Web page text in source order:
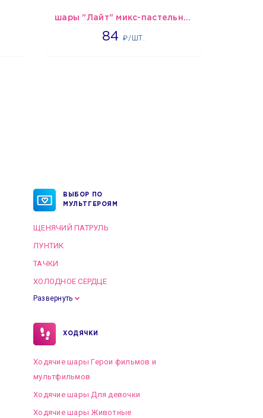
шары "Лайт" микс-пастельные
84₽/ШТ.
1265
ВЫБОР ПО
МУЛЬТГЕРОЯМ
ЩЕНЯЧИЙ ПАТРУЛЬ
ЛУНТИК
ТАЧКИ
ХОЛОДНОЕ СЕРДЦЕ
Развернуть
ХОДЯЧКИ
Ходячие шары Герои фильмов и
мультфильмов
Ходячие шары Для девочки
Ходячие шары Животные